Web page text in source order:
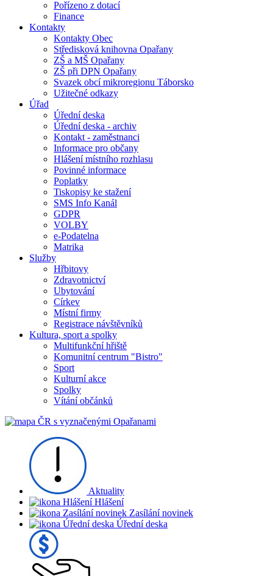
Pořízeno z dotací
Finance
Kontakty
Kontakty Obec
Středisková knihovna Opařany
ZŠ a MŠ Opařany
ZŠ při DPN Opařany
Svazek obcí mikroregionu Táborsko
Užitečné odkazy
Úřad
Úřední deska
Úřední deska - archiv
Kontakt - zaměstnanci
Informace pro občany
Hlášení místního rozhlasu
Povinné informace
Poplatky
Tiskopisy ke stažení
SMS Info Kanál
GDPR
VOLBY
e-Podatelna
Matrika
Služby
Hřbitovy
Zdravotnictví
Ubytování
Církev
Místní firmy
Registrace návštěvníků
Kultura, sport a spolky
Multifunkční hřiště
Komunitní centrum "Bistro"
Sport
Kulturní akce
Spolky
Vítání občánků
Aktuality
Hlášení
Zasílání novinek
Úřední deska